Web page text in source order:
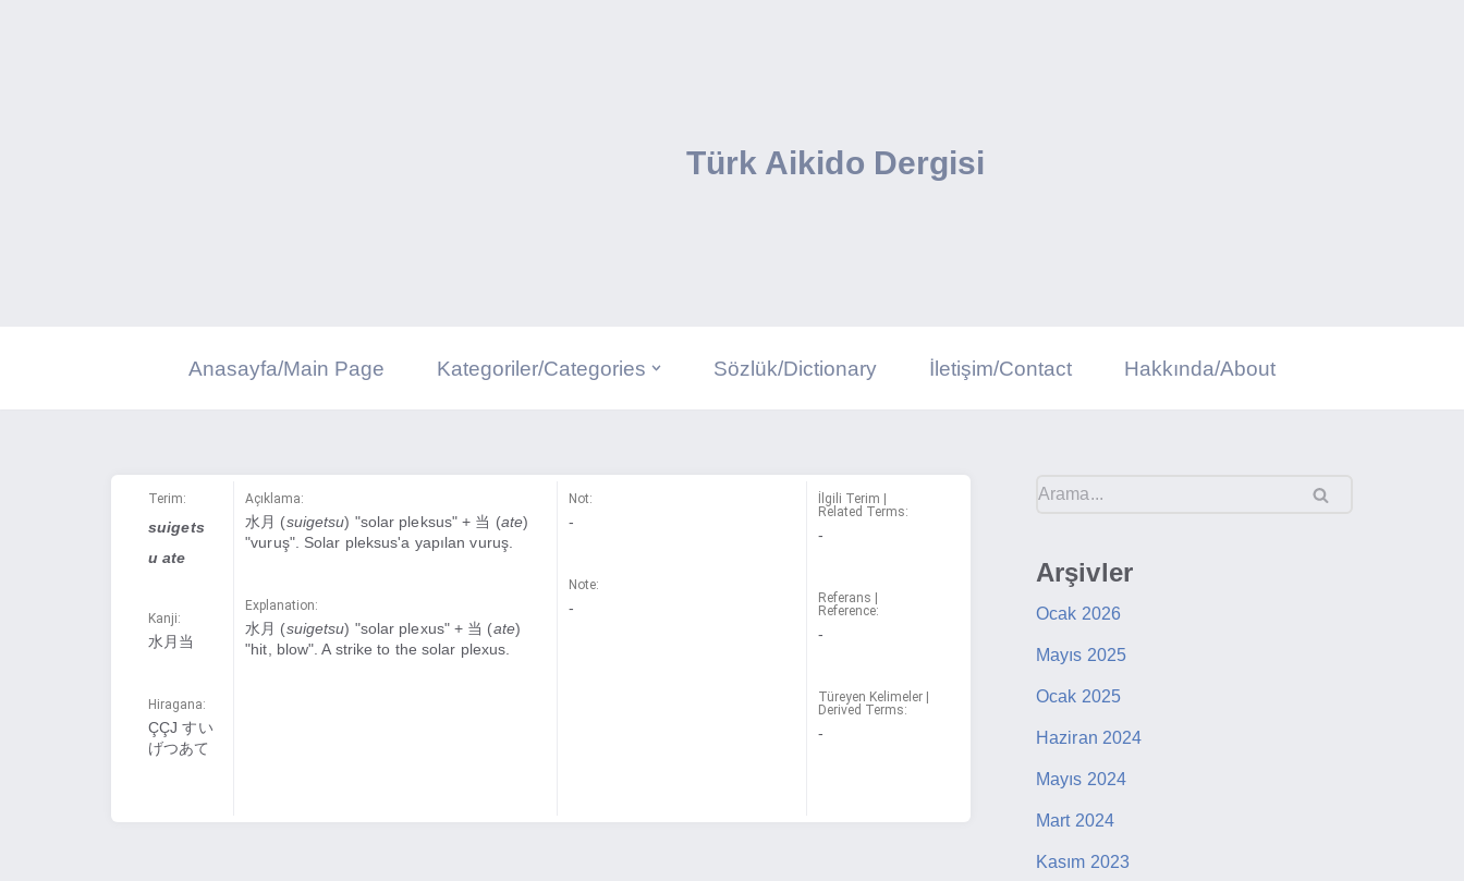
Türk Aikido Dergisi
Anasayfa/Main Page Kategoriler/Categories Sözlük/Dictionary İletişim/Contact Hakkında/About
Terim:
suigets
u ate
Kanji:
水月当
Hiragana:
ÇÇJ すい
げつあて
Açıklama:
水月 (suigetsu) "solar pleksus" + 当 (ate)
"vuruş". Solar pleksus'a yapılan vuruş.
Explanation:
水月 (suigetsu) "solar plexus" + 当 (ate)
"hit, blow". A strike to the solar plexus.
Not:
-
Note:
-
İlgili Terim |
Related Terms:
-
Referans |
Reference:
-
Türeyen Kelimeler |
Derived Terms:
-
Arşivler
Ocak 2026
Mayıs 2025
Ocak 2025
Haziran 2024
Mayıs 2024
Mart 2024
Kasım 2023